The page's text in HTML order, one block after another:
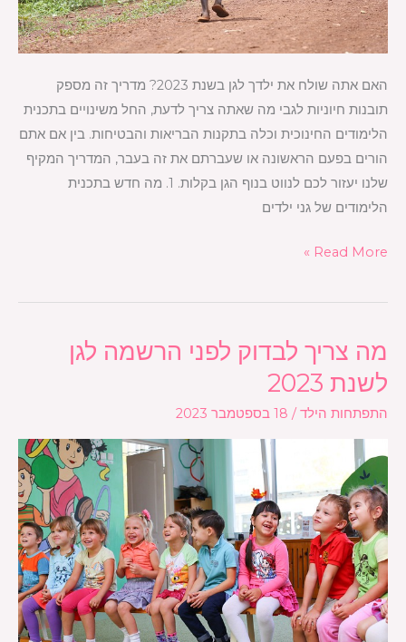
האם אתה שולח את ילדך לגן בשנת 2023? מדריך זה מספק
תובנות חיוניות לגבי מה שאתה צריך לדעת, החל משינויים בתכנית
הלימודים החינוכית וכלה בתקנות הבריאות והבטיחות. בין אם אתם
הורים בפעם הראשונה או שעברתם את זה בעבר, המדריך המקיף
שלנו יעזור לכם לנווט בנוף הגן בקלות. 1. מה חדש בתכנית
הלימודים של גני ילדים
Read More »
מה צריך לבדוק לפני הרשמה לגן
לשנת 2023
התפתחות הילד/ 18 בספטמבר 2023
מה
צריך
לבדוק
לפני
הרשמה
לשנת
2023